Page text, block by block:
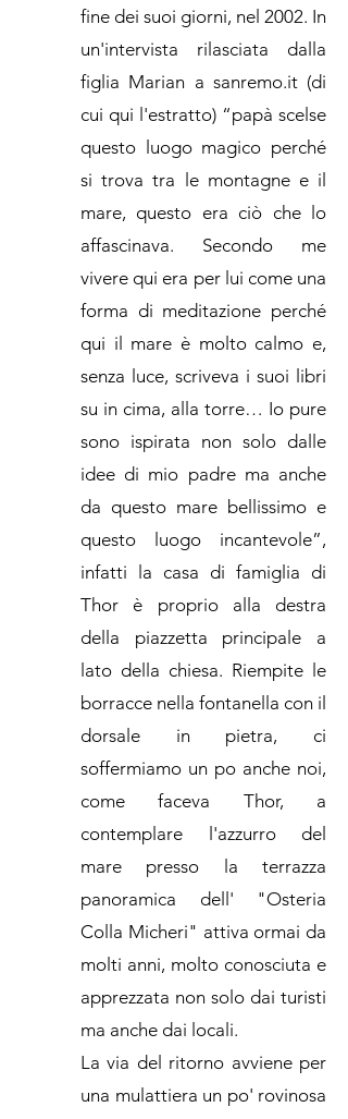
fine dei suoi giorni, nel 2002. In
un'intervista rilasciata dalla
figlia Marian a sanremo.it (di
cui qui l'estratto) “papà scelse
questo luogo magico perché
si trova tra le montagne e il
mare, questo era ciò che lo
affascinava. Secondo me
vivere qui era per lui come una
forma di meditazione perché
qui il mare è molto calmo e,
senza luce, scriveva i suoi libri
su in cima, alla torre… Io pure
sono ispirata non solo dalle
idee di mio padre ma anche
da questo mare bellissimo e
questo luogo incantevole”,
infatti la casa di famiglia di
Thor è proprio alla destra
della piazzetta principale a
lato della chiesa. Riempite le
borracce nella fontanella con il
dorsale in pietra, ci
soffermiamo un po anche noi,
come faceva Thor, a
contemplare l'azzurro del
mare presso la terrazza
panoramica dell' "Osteria
Colla Micheri" attiva ormai da
molti anni, molto conosciuta e
apprezzata non solo dai turisti
ma anche dai locali.
La via del ritorno avviene per
una mulattiera un po' rovinosa